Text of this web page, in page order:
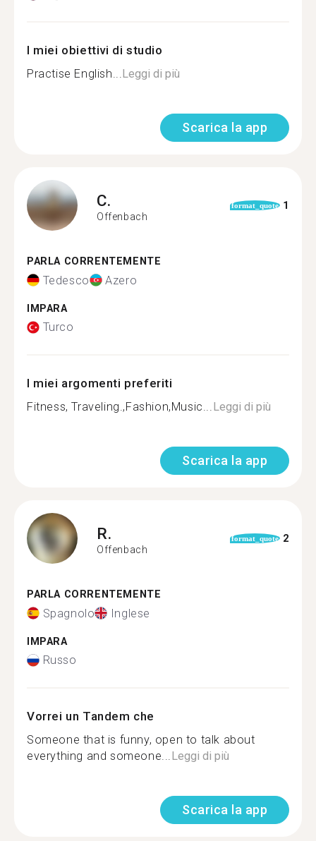
I miei obiettivi di studio
Practise English...Leggi di più
Scarica la app
C.
Offenbach
format_quote 1
PARLA CORRENTEMENTE
Tedesco Azero
IMPARA
Turco
I miei argomenti preferiti
Fitness, Traveling.,Fashion,Music...Leggi di più
Scarica la app
R.
Offenbach
format_quote 2
PARLA CORRENTEMENTE
Spagnolo Inglese
IMPARA
Russo
Vorrei un Tandem che
Someone that is funny, open to talk about
everything and someone...Leggi di più
Scarica la app